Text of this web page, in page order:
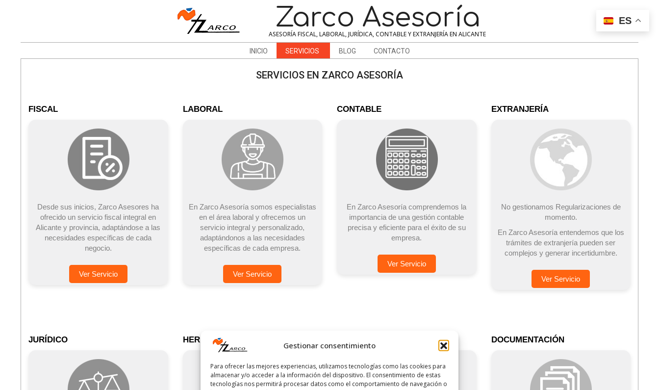
Gestionar consentimiento
Para ofrecer las mejores experiencias, utilizamos tecnologías como las cookies para
almacenar y/o acceder a la información del dispositivo. El consentimiento de estas
tecnologías nos permitirá procesar datos como el comportamiento de navegación o
Zarco Asesoría
ASESORÍA FISCAL, LABORAL, JURÍDICA, CONTABLE Y EXTRANJERÍA EN ALICANTE
Search
Menu
INICIO SERVICIOS BLOG CONTACTO
SERVICIOS EN ZARCO ASESORÍA
FISCAL
Desde sus inicios, Zarco Asesores ha
ofrecido un servicio fiscal integral en
Alicante y provincia, adaptándose a las
necesidades específicas de cada
negocio.
Ver Servicio
LABORAL
En Zarco Asesoría somos especialistas
en el área laboral y ofrecemos un
servicio integral y personalizado,
adaptándonos a las necesidades
específicas de cada empresa.
Ver Servicio
CONTABLE
En Zarco Asesoría comprendemos la
importancia de una gestión contable
precisa y eficiente para el éxito de su
empresa.
Ver Servicio
EXTRANJERÍA
No gestionamos Regularizaciones de
momento.
En Zarco Asesoría entendemos que los
trámites de extranjería pueden ser
complejos y generar incertidumbre.
Ver Servicio
JURÍDICO HERENCIAS DOCUMENTACIÓN
ES